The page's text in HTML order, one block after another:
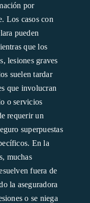
por
Los casos con
pueden
que los
lesiones graves
suelen tardar
que involucran
o servicios
requerir un
superpuestas
En la
muchas
fuera de
la aseguradora
o se niega